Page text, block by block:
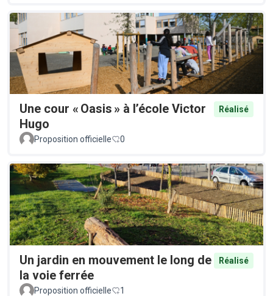
Une cour « Oasis » à l’école Victor
Hugo
Réalisé
Proposition officielle 0
Un jardin en mouvement le long de
la voie ferrée
Réalisé
Proposition officielle 1